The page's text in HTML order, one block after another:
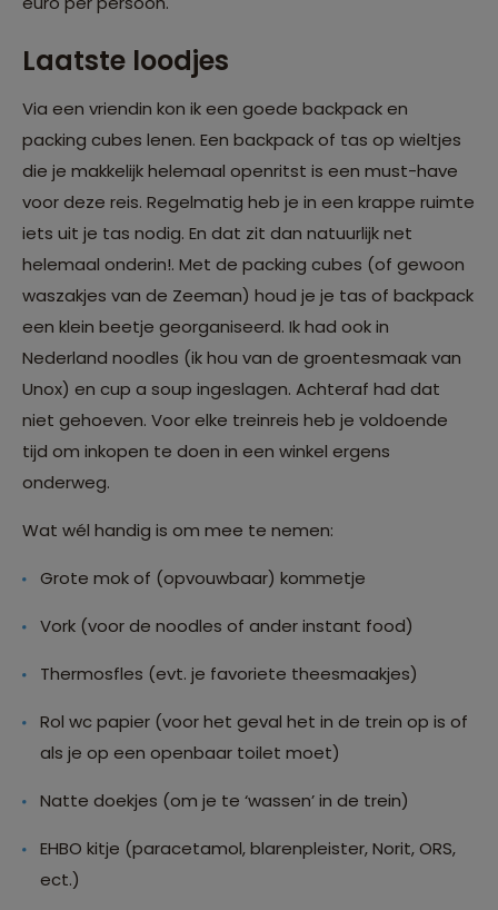
Laatste loodjes
Via een vriendin kon ik een goede backpack en
packing cubes lenen. Een backpack of tas op wieltjes
die je makkelijk helemaal openritst is een must-have
voor deze reis. Regelmatig heb je in een krappe ruimte
iets uit je tas nodig. En dat zit dan natuurlijk net
helemaal onderin!. Met de packing cubes (of gewoon
waszakjes van de Zeeman) houd je je tas of backpack
een klein beetje georganiseerd. Ik had ook in
Nederland noodles (ik hou van de groentesmaak van
Unox) en cup a soup ingeslagen. Achteraf had dat
niet gehoeven. Voor elke treinreis heb je voldoende
tijd om inkopen te doen in een winkel ergens
onderweg.
Wat wél handig is om mee te nemen:
Grote mok of (opvouwbaar) kommetje
Vork (voor de noodles of ander instant food)
Thermosfles (evt. je favoriete theesmaakjes)
Rol wc papier (voor het geval het in de trein op is of
als je op een openbaar toilet moet)
Natte doekjes (om je te ‘wassen’ in de trein)
EHBO kitje (paracetamol, blarenpleister, Norit, ORS,
ect.)